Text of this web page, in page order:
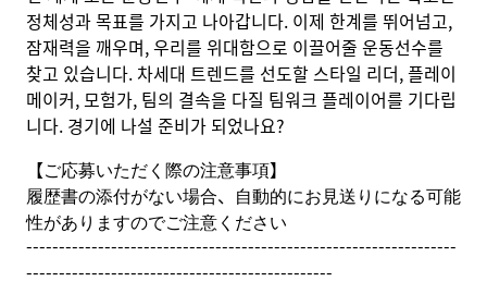
정체성과 목표를 가지고 나아갑니다. 이제 한계를 뛰어넘고,
잠재력을 깨우며, 우리를 위대함으로 이끌어줄 운동선수를
찾고 있습니다. 차세대 트렌드를 선도할 스타일 리더, 플레이
메이커, 모험가, 팀의 결속을 다질 팀워크 플레이어를 기다립
니다. 경기에 나설 준비가 되었나요?
【ご応募いただく際の注意事項】
履歴書の添付がない場合、自動的にお見送りになる可能
性がありますのでご注意ください
------------------------------------------------------------------
-----------------------------------------------